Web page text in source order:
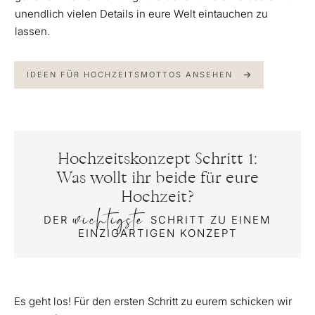
unendlich vielen Details in eure Welt eintauchen zu
lassen.
IDEEN FÜR HOCHZEITSMOTTOS ANSEHEN
Hochzeitskonzept Schritt 1:
Was wollt ihr beide für eure
Hochzeit?
DERwichtigste
SCHRITT ZU EINEM
EINZIGARTIGEN KONZEPT
Es geht los! Für den ersten Schritt zu eurem schicken wir